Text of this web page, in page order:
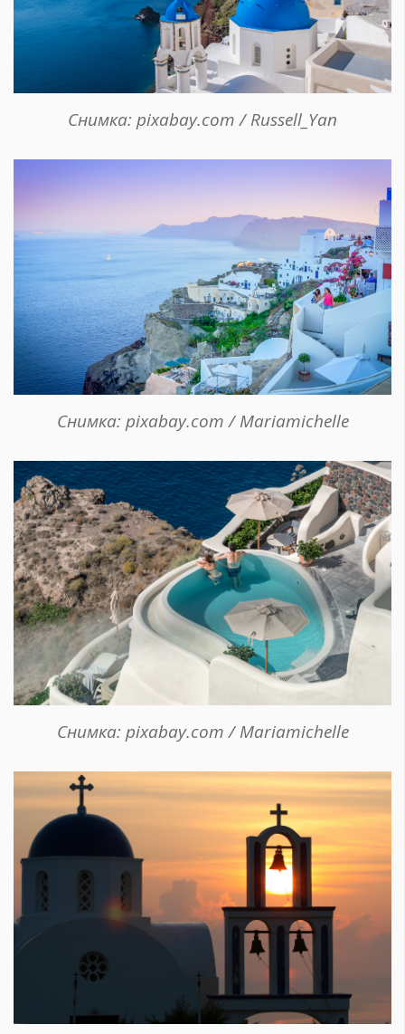
Снимка: pixabay.com / Russell_Yan
Снимка: pixabay.com / Mariamichelle
Снимка: pixabay.com / Mariamichelle